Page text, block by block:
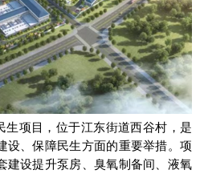
生项目，位于江东街道西谷村，是
设、保障民生方面的重要举措。项
建设提升泵房、臭氧制备间、液氧